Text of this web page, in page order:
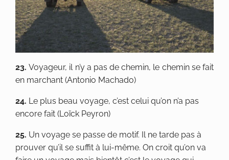
23.Voyageur, il n’y a pas de chemin, le chemin se fait
en marchant (Antonio Machado)
24. Le plus beau voyage, c’est celui qu’on n’a pas
encore fait (Loïck Peyron)
25. Un voyage se passe de motif. Il ne tarde pas à
prouver qu’il se suffit à lui-même. On croit qu’on va